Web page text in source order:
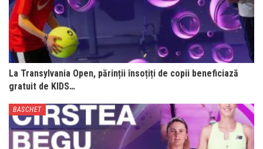
La Transylvania Open, părinții însoțiți de copii beneficiază
gratuit de KIDS…
BASCHET